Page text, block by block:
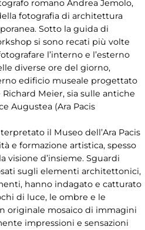
romano Andrea Jemolo,
fotografia di architettura
Sotto la guida di
si sono recati più volte
l’interno e l’esterno
diverse ore del giorno,
edificio museale progettato
Meier, sia sulle antiche
Augustea (Ara Pacis
il Museo dell’Ara Pacis
e formazione artistica, spesso
visione d’insieme. Sguardi
sugli elementi architettonici,
hanno indagato e catturato
di luce, le ombre e le
originale mosaico di immagini
impressioni e sensazioni